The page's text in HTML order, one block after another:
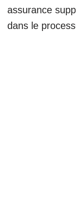
assurance
dans le